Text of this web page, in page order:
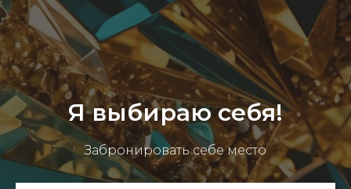
Я выбираю себя!
Забронировать себе место